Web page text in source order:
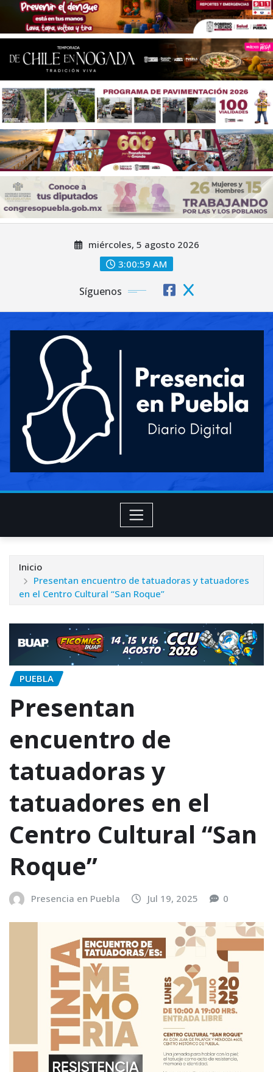
miércoles, 5 agosto 2026
3:01:01 AM
Síguenos
Inicio
Presentan encuentro de tatuadoras y tatuadores
en el Centro Cultural “San Roque”
PUEBLA
Presentan
encuentro de
tatuadoras y
tatuadores en el
Centro Cultural “San
Roque”
Presencia en Puebla Jul 19, 2025 0